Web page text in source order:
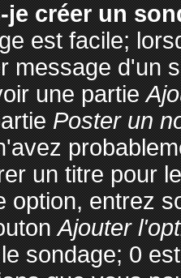
créer un
est facile;
message d'un
une partie
Poster un
un titre pour
option, entrez
Ajouter
sondage; 0